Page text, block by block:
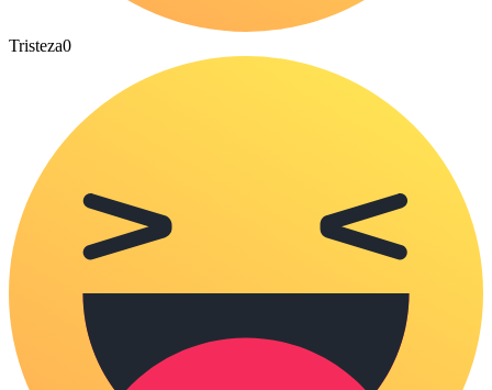
Tristeza0